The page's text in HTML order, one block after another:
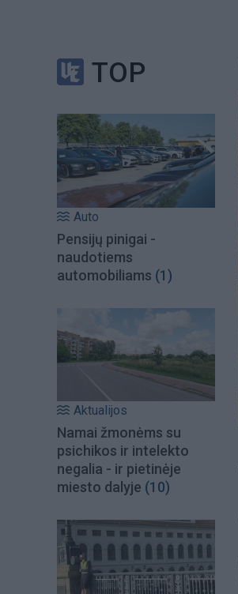
TOP
Auto
Pensijų pinigai -
naudotiems
automobiliams (1)
Aktualijos
Namai žmonėms su
psichikos ir intelekto
negalia - ir pietinėje
miesto dalyje (10)